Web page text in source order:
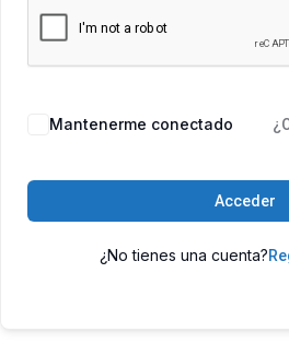
Mantenerme conectado
Acceder
¿No tienes una cuenta?